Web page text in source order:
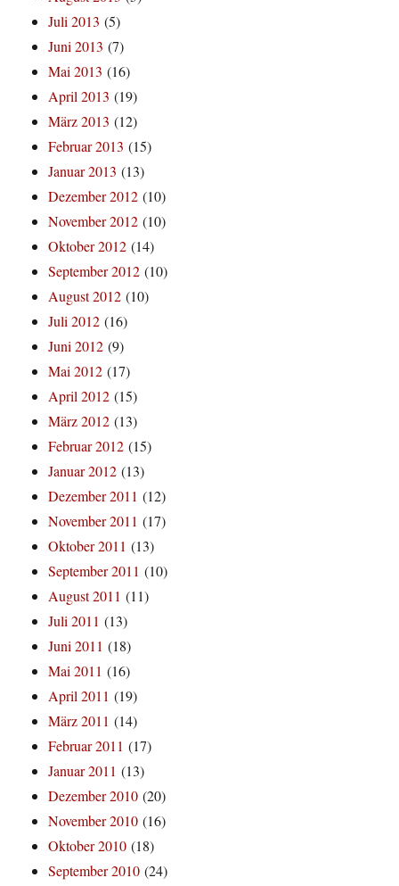
Juli 2013 (5)
Juni 2013 (7)
Mai 2013 (16)
April 2013 (19)
März 2013 (12)
Februar 2013 (15)
Januar 2013 (13)
Dezember 2012 (10)
November 2012 (10)
Oktober 2012 (14)
September 2012 (10)
August 2012 (10)
Juli 2012 (16)
Juni 2012 (9)
Mai 2012 (17)
April 2012 (15)
März 2012 (13)
Februar 2012 (15)
Januar 2012 (13)
Dezember 2011 (12)
November 2011 (17)
Oktober 2011 (13)
September 2011 (10)
August 2011 (11)
Juli 2011 (13)
Juni 2011 (18)
Mai 2011 (16)
April 2011 (19)
März 2011 (14)
Februar 2011 (17)
Januar 2011 (13)
Dezember 2010 (20)
November 2010 (16)
Oktober 2010 (18)
September 2010 (24)